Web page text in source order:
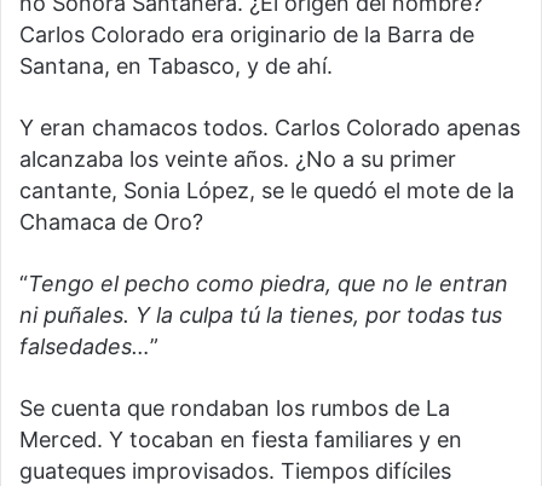
Carlos Colorado era originario de la Barra de
Santana, en Tabasco, y de ahí.
Y eran chamacos todos. Carlos Colorado apenas
alcanzaba los veinte años. ¿No a su primer
cantante, Sonia López, se le quedó el mote de la
Chamaca de Oro?
“Tengo el pecho como piedra, que no le entran
ni puñales. Y la culpa tú la tienes, por todas tus
falsedades…”
Se cuenta que rondaban los rumbos de La
Merced. Y tocaban en fiesta familiares y en
guateques improvisados. Tiempos difíciles